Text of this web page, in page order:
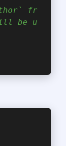
fr
be u